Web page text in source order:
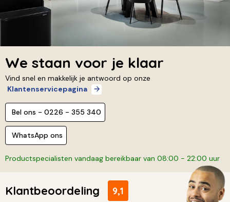
We staan voor je klaar
Vind snel en makkelijk je antwoord op onze
Klantenservicepagina
Bel ons - 0226 - 355 340
WhatsApp ons
Productspecialisten vandaag bereikbaar van 08:00 - 22:00 uur
Klantbeoordeling 9,1